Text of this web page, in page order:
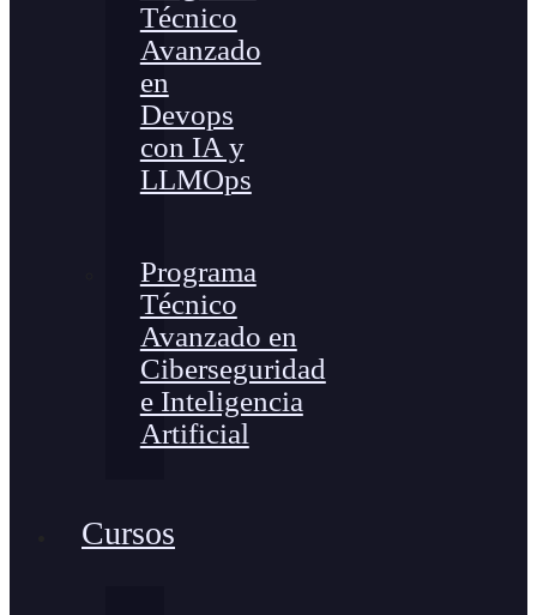
Técnico
Avanzado
en
Devops
con IA y
LLMOps
Programa
Técnico
Avanzado en
Ciberseguridad
e Inteligencia
Artificial
Cursos